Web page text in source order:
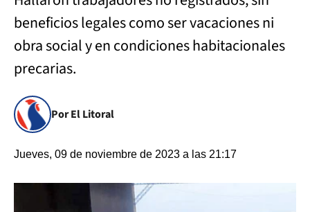
beneficios legales como ser vacaciones ni
obra social y en condiciones habitacionales
precarias.
Por El Litoral
Jueves, 09 de noviembre de 2023 a las 21:17